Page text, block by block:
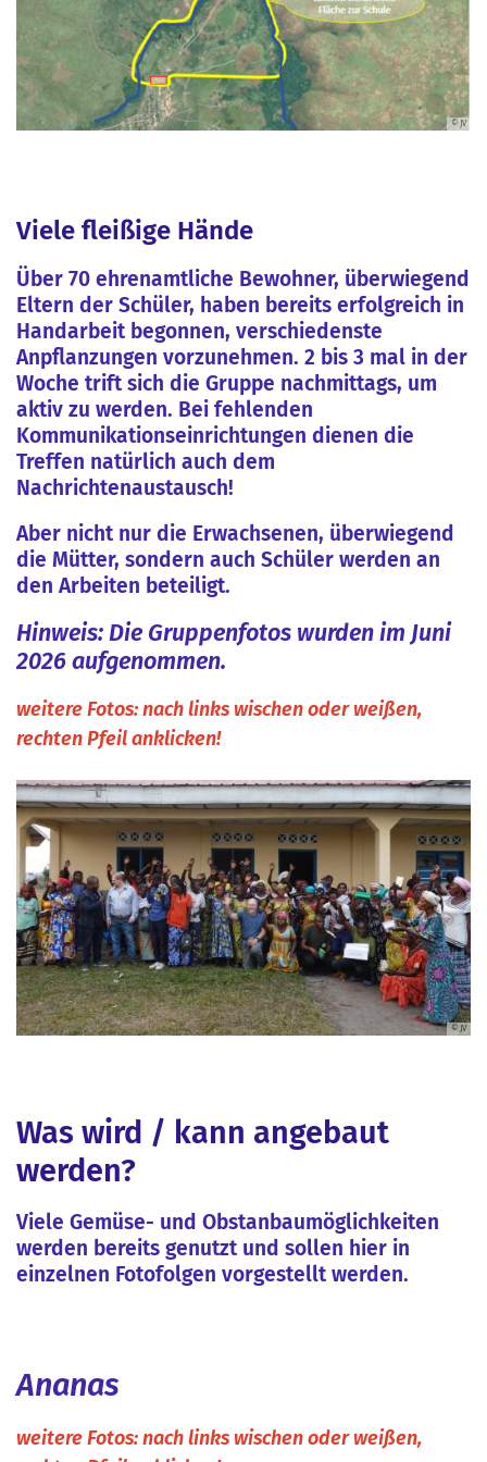
© JV
© JV
© JV
© JV
© JV
© JV
© JV
© JV
© JV
© JV
© JV
© JV
© JV
© JV
Viele fleißige Hände
Über 70 ehrenamtliche Bewohner, überwiegend
Eltern der Schüler, haben bereits erfolgreich in
Handarbeit begonnen, verschiedenste
Anpflanzungen vorzunehmen. 2 bis 3 mal in der
Woche trift sich die Gruppe nachmittags, um
aktiv zu werden. Bei fehlenden
Kommunikationseinrichtungen dienen die
Treffen natürlich auch dem
Nachrichtenaustausch!
Aber nicht nur die Erwachsenen, überwiegend
die Mütter, sondern auch Schüler werden an
den Arbeiten beteiligt.
Hinweis: Die Gruppenfotos wurden im Juni
2026 aufgenommen.
weitere Fotos: nach links wischen oder weißen,
rechten Pfeil anklicken!
© JV
© JV
© JV
© JV
© JV
© JV
© JV
Was wird / kann angebaut
werden?
Viele Gemüse- und Obstanbaumöglichkeiten
werden bereits genutzt und sollen hier in
einzelnen Fotofolgen vorgestellt werden.
Ananas
weitere Fotos: nach links wischen oder weißen,